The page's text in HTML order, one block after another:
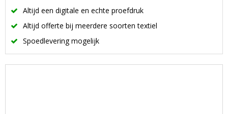
Altijd een digitale en echte proefdruk
Altijd offerte bij meerdere soorten textiel
Spoedlevering mogelijk